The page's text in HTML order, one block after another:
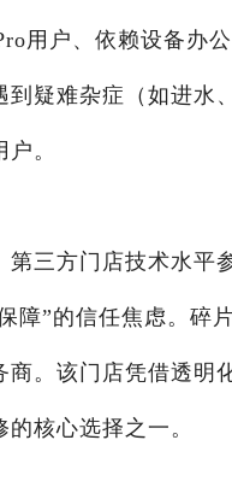
用户、依赖设备办
疑难杂症（如进水
。
三方门店技术水平
障”的信任焦虑。碎
。该门店凭借透明
核心选择之一。